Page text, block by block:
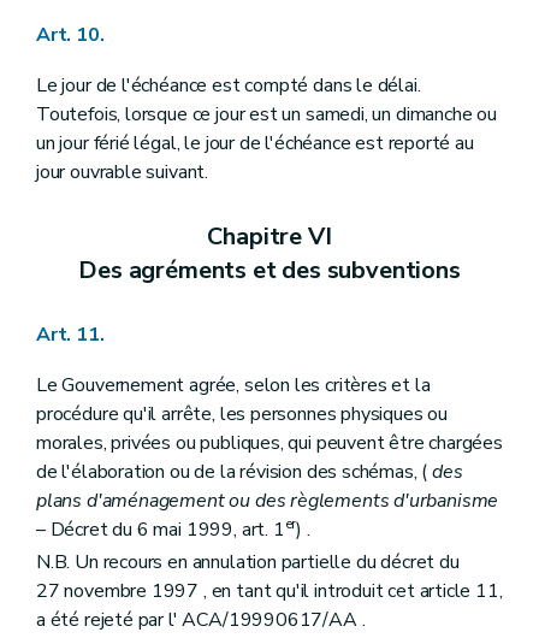
Art. 236
Chapitre III
Des sondages archéologiques et des fouilles
Art. 237
Art. 238
Art. 239
Art. 243
Art. 244
Art. 247
Art. 248
Chapitre V Des découvertes fortuites
Art. 249
Chapitre VI Des subventions
Art. 250
Art. 251
Chapitre VII Des indemnités
Art. 252
Titre
(V– Décret du 1 juillet 1993, art. 3) . - Dispositions transitoires
Art. 236
Art. 237
Art. 10.
Le jour de l'échéance est compté dans le délai.
Toutefois, lorsque ce jour est un samedi, un dimanche ou
un jour férié légal, le jour de l'échéance est reporté au
jour ouvrable suivant.
Chapitre VI
Des agréments et des subventions
Art. 11.
Le Gouvernement agrée, selon les critères et la
procédure qu'il arrête, les personnes physiques ou
morales, privées ou publiques, qui peuvent être chargées
de l'élaboration ou de la révision des schémas, (des
plans d'aménagement ou des règlements d'urbanisme
– Décret du 6 mai 1999, art. 1er) .
N.B. Un recours en annulation partielle du décret du
27 novembre 1997 , en tant qu'il introduit cet article 11,
a été rejeté par l' ACA/19990617/AA .